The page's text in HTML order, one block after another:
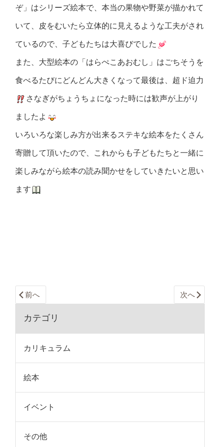
ぞ」はシリーズ絵本で、本当の果物や野菜が描かれて
いて、皮をむいたら立体的に見えるような工夫がされ
ているので、子どもたちは大喜びでした
また、大型絵本の「はらぺこあおむし」はごちそうを
食べるたびにどんどん大きくなって最後は、超ド迫力
さなぎがちょうちょになった時には歓声が上がり
ましたよ
いろいろな楽しみ方が出来るステキな絵本をたくさん
寄贈して頂いたので、これからも子どもたちと一緒に
楽しみながら絵本の読み聞かせをしていきたいと思い
ます
前へ 次へ
カテゴリ
カリキュラム
絵本
イベント
その他